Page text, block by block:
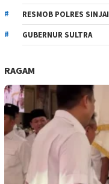
RESMOB POLRES SINJAI
GUBERNUR SULTRA
RAGAM